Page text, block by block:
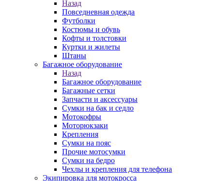
Назад
Повседневная одежда
Футболки
Костюмы и обувь
Кофты и толстовки
Куртки и жилеты
Штаны
Багажное оборудование
Назад
Багажное оборудование
Багажные сетки
Запчасти и аксессуары
Сумки на бак и седло
Мотокофры
Моторюкзаки
Крепления
Сумки на пояс
Прочие мотосумки
Сумки на бедро
Чехлы и крепления для телефона
Экипировка для мотокросса